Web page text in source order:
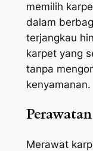
memilih
dalam
terjangkau
karpet yang
tanpa
kenyamanan.
Merawat